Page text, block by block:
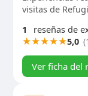
visitas de
1
reseñas de
★★★★★5,0
Ver ficha del